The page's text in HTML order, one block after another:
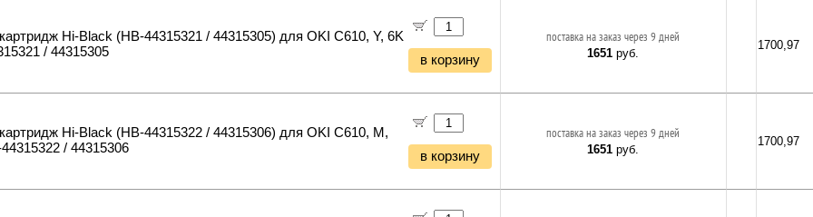
Hi-Black (HB-44315321 / 44315305) для OKI C610, Y, 6K
/ 44315305
в корзину
поставка на заказ через 9 дней
1651 руб.
1700,97
Hi-Black (HB-44315322 / 44315306) для OKI C610, M,
/ 44315306
в корзину
поставка на заказ через 9 дней
1651 руб.
1700,97